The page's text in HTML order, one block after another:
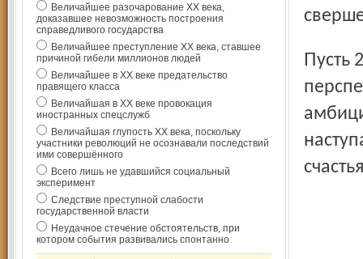
Величайшее разочарование ХХ века,
доказавшее невозможность построения
справедливого государства
Величайшее преступление ХХ века, ставшее
причиной гибели миллионов людей
Величайшее в ХХ веке предательство
правящего класса
Величайшая в ХХ веке провокация
иностранных спецслужб
Величайшая глупость ХХ века, поскольку
участники революций не осознавали последствий
ими совершённого
Всего лишь не удавшийся социальный
эксперимент
Следствие преступной слабости
государственной власти
Неудачное стечение обстоятельств, при
котором события развивались спонтанно
Пусть 2013 год открывает перед нами новые блестящие